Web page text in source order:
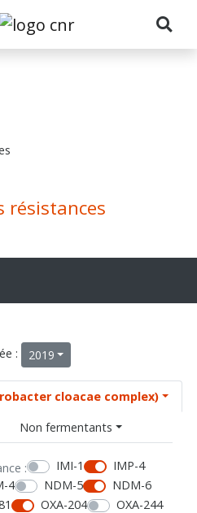
résistances
: 2019
cloacae complex)
Non fermentants
: IMI-1
IMP-4
4 NDM-5
NDM-6
OXA-204
OXA-244